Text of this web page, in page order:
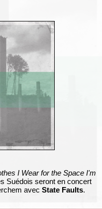
I Wear for the Space I'm
Suédois seront en concert
avec State Faults.